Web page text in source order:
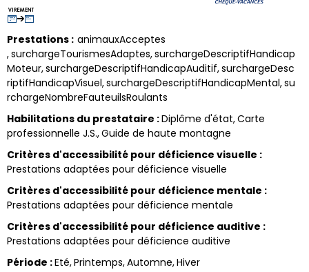
Prestations : animauxAcceptes
surchargeTourismesAdaptes surchargeDescriptifHandicap
Moteur surchargeDescriptifHandicapAuditif surchargeDesc
riptifHandicapVisuel surchargeDescriptifHandicapMental su
rchargeNombreFauteuilsRoulants
Habilitations du prestataire :Diplôme d'état Carte
professionnelle J.S. Guide de haute montagne
Critères d'accessibilité pour déficience visuelle :
Prestations adaptées pour déficience visuelle
Critères d'accessibilité pour déficience mentale :
Prestations adaptées pour déficience mentale
Critères d'accessibilité pour déficience auditive :
Prestations adaptées pour déficience auditive
Période :Eté Printemps Automne Hiver